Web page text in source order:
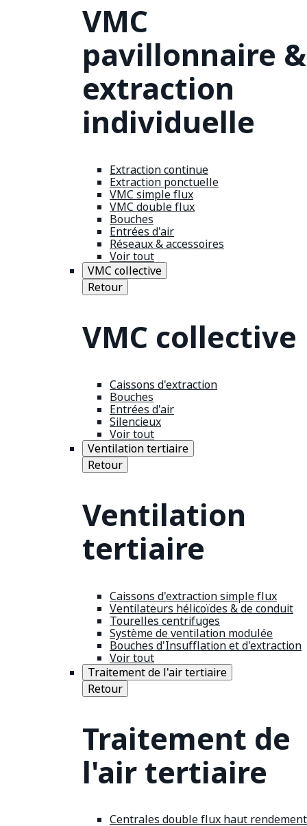
VMC
pavillonnaire &
extraction
individuelle
Extraction continue
Extraction ponctuelle
VMC simple flux
VMC double flux
Bouches
Entrées d'air
Réseaux & accessoires
Voir tout
VMC collective
Retour
VMC collective
Caissons d'extraction
Bouches
Entrées d'air
Silencieux
Voir tout
Ventilation tertiaire
Retour
Ventilation
tertiaire
Caissons d'extraction simple flux
Ventilateurs hélicoïdes & de conduit
Tourelles centrifuges
Système de ventilation modulée
Bouches d'Insufflation et d'extraction
Voir tout
Traitement de l'air tertiaire
Retour
Traitement de
l'air tertiaire
Centrales double flux haut rendement